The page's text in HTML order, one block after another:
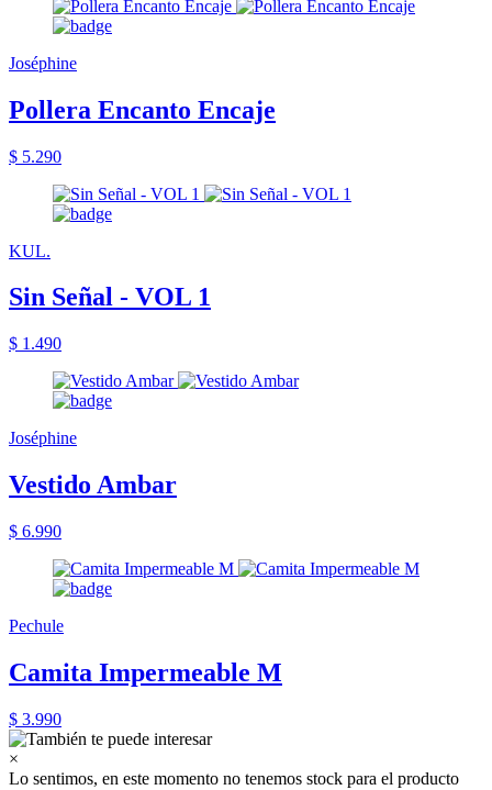
Joséphine
Pollera Encanto Encaje
$ 5.290
KUL.
Sin Señal - VOL 1
$ 1.490
Joséphine
Vestido Ambar
$ 6.990
Pechule
Camita Impermeable M
$ 3.990
×
Lo sentimos, en este momento no tenemos stock para el producto